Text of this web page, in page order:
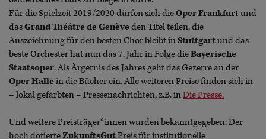
Für die Spielzeit 2019/2020 dürfen sich dieOper Frankfurtund
dasGrand Théâtre de Genèveden Titel teilen, die
Auszeichnung für den besten Chor bleibt inStuttgartund das
beste Orchester hat nun das 7. Jahr in Folge dieBayerische
Staatsoper. Als Ärgernis des Jahres geht das Gezerre an der
Oper Hallein die Bücher ein. Alle weiteren Preise finden sich in
– lokal gefärbten – Pressenachrichten, z.B. inDie Presse.
Und weitere Preisträger*innen wurden bekanntgegeben: Der
hoch dotierteZukunftsGutPreis für institutionelle